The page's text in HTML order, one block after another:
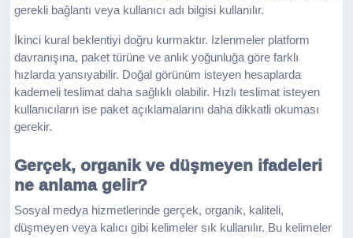
gerekli bağlantı veya kullanıcı adı bilgisi kullanılır.
İkinci kural beklentiyi doğru kurmaktır. Izlenmeler platform
davranışına, paket türüne ve anlık yoğunluğa göre farklı
hızlarda yansıyabilir. Doğal görünüm isteyen hesaplarda
kademeli teslimat daha sağlıklı olabilir. Hızlı teslimat isteyen
kullanıcıların ise paket açıklamalarını daha dikkatli okuması
gerekir.
Gerçek, organik ve düşmeyen ifadeleri
ne anlama gelir?
Sosyal medya hizmetlerinde gerçek, organik, kaliteli,
düşmeyen veya kalıcı gibi kelimeler sık kullanılır. Bu kelimeler